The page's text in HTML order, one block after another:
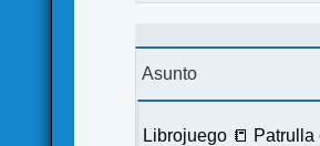
Asunto
Librojuego 📒